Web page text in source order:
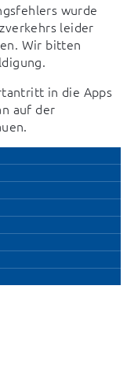
wurde
leider
Wir bitten
in die Apps
auf der